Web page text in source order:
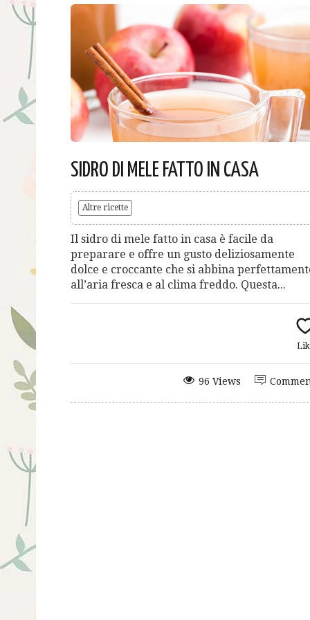
SIDRO DI MELE FATTO IN CASA
Altre ricette
Il sidro di mele fatto in casa è facile da
preparare e offre un gusto deliziosamente
dolce e croccante che si abbina
all’aria fresca e al clima freddo. Questa...
96 Views